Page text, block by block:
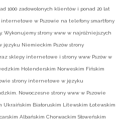
1000 zadowolonych klientów i ponad 20 lat
internetowe w Pszowie na telefony smartfony
Wykonujemy strony www w najróżniejszych
języku Niemieckim Pszów strony
sklepy internetowe i strony www Pszów w
Holenderskim Norweskim Fińskim
strony internetowe w języku
Nowoczesne strony www w Pszowie
Białoruskim Litewskim Łotewskim
Albańskim Chorwackim Słoweńskim